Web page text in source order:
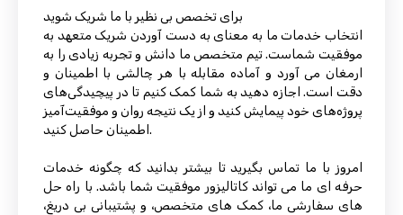
برای تخصص بی نظیر با ما شریک شوید
انتخاب خدمات ما به معنای به دست آوردن شریک متعهد به
موفقیت شماست. تیم متخصص ما دانش و تجربه زیادی را به
ارمغان می آورد و آماده مقابله با هر چالشی با اطمینان و
دقت است. اجازه دهید به شما کمک کنیم تا در پیچیدگی‌های
پروژه‌های خود پیمایش کنید و از یک نتیجه روان و موفقیت‌آمیز
اطمینان حاصل کنید.
امروز با ما تماس بگیرید تا بیشتر بدانید که چگونه خدمات
حرفه ای ما می تواند کاتالیزور موفقیت شما باشد. با راه حل
های سفارشی ما، کمک های متخصص، و پشتیبانی بی دریغ،